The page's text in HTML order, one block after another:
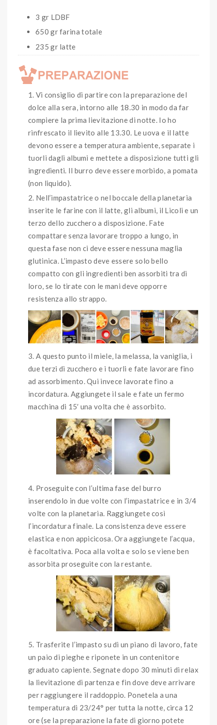
3 gr LDBF
650 gr farina totale
235 gr latte
Vi consiglio di partire con la preparazione del
dolce alla sera, intorno alle 18.30 in modo da far
compiere la prima lievitazione di notte. Io ho
rinfrescato il lievito alle 13.30. Le uova e il latte
devono essere a temperatura ambiente, separate i
tuorli dagli albumi e mettete a disposizione tutti gli
ingredienti. Il burro deve essere morbido, a pomata
(non liquido).
Nell’impastatrice o nel boccale della planetaria
inserite le farine con il latte, gli albumi, il Licoli e un
terzo dello zucchero a disposizione. Fate
compattare senza lavorare troppo a lungo, in
questa fase non ci deve essere nessuna maglia
glutinica. L’impasto deve essere solo bello
compatto con gli ingredienti ben assorbiti tra di
loro, se lo tirate con le mani deve opporre
resistenza allo strappo.
A questo punto il miele, la melassa, la vaniglia, i
due terzi di zucchero e i tuorli e fate lavorare fino
ad assorbimento. Qui invece lavorate fino a
incordatura. Aggiungete il sale e fate un fermo
macchina di 15′ una volta che è assorbito.
Proseguite con l’ultima fase del burro
inserendolo in due volte con l’impastatrice e in 3/4
volte con la planetaria. Raggiungete così
l’incordatura finale. La consistenza deve essere
elastica e non appicicosa. Ora aggiungete l’acqua,
è facoltativa. Poca alla volta e solo se viene ben
assorbita proseguite con la restante.
Trasferite l’impasto su di un piano di lavoro, fate
un paio di pieghe e riponete in un contenitore
graduato capiente. Segnate dopo 30 minuti di relax
la lievitazione di partenza e fin dove deve arrivare
per raggiungere il raddoppio. Ponetela a una
temperatura di 23/24° per tutta la notte, circa 12
ore (se la preparazione la fate di giorno potete